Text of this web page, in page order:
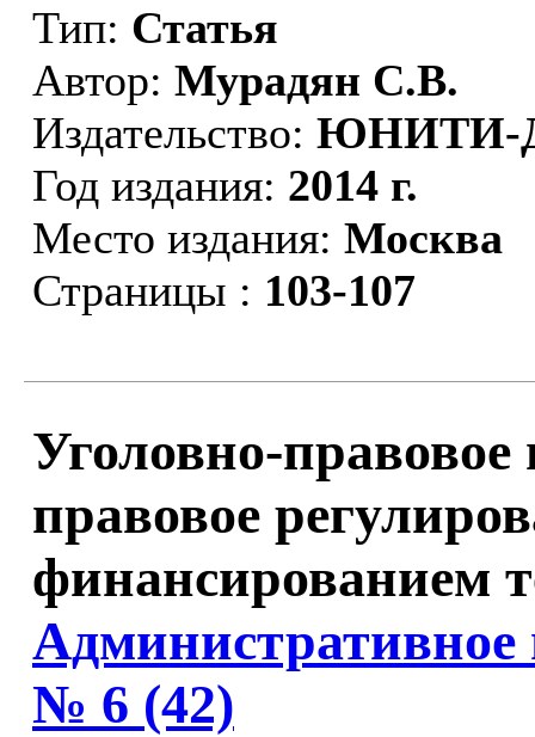
Тип: Статья
Автор: Мурадян С.В.
Издательство: ЮНИТИ-
Год издания: 2014 г.
Место издания: Москва
Страницы : 103-107
Уголовно-
правовое
финансированием
№ 6 (42)